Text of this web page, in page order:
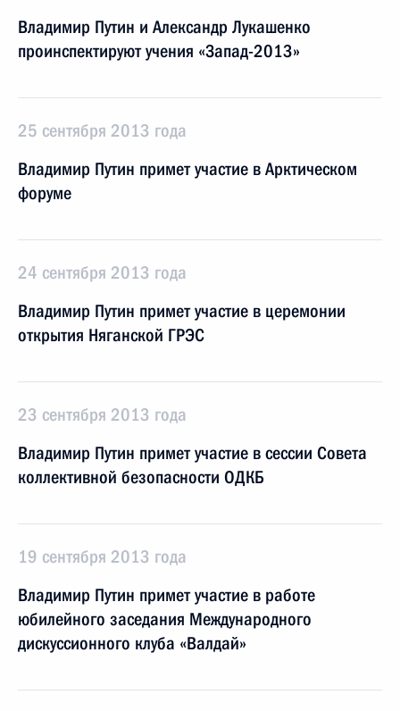
Владимир Путин и Александр Лукашенко
проинспектируют учения «Запад-2013»
25 сентября 2013 года
Владимир Путин примет участие в Арктическом
форуме
24 сентября 2013 года
Владимир Путин примет участие в церемонии
открытия Няганской ГРЭС
23 сентября 2013 года
Владимир Путин примет участие в сессии Совета
коллективной безопасности ОДКБ
19 сентября 2013 года
Владимир Путин примет участие в работе
юбилейного заседания Международного
дискуссионного клуба «Валдай»